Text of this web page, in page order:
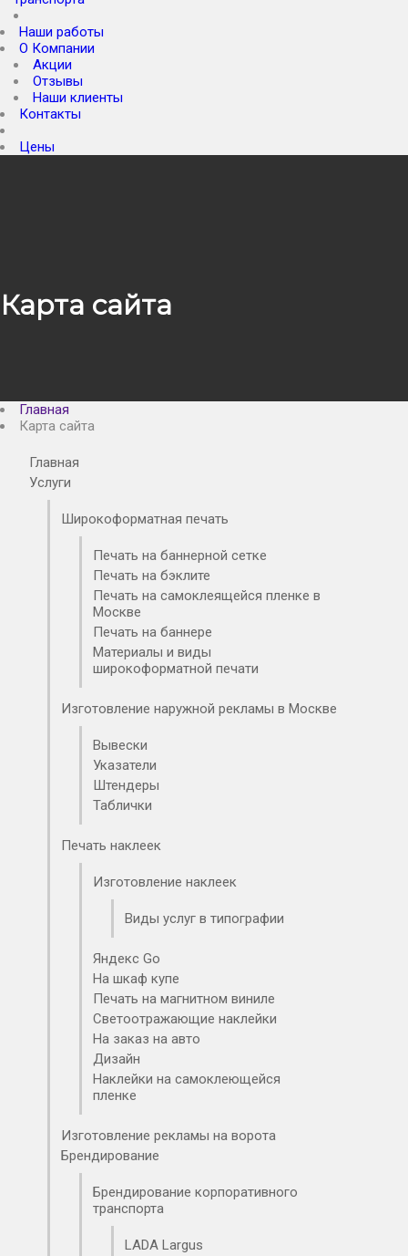
Плоттерная резка
Наши работы
О Компании
Акции
Отзывы
Наши клиенты
Контакты
Оклейка Защитными пленками
Цены
Карта сайта
Главная
Карта сайта
Главная
Услуги
Широкоформатная печать
Печать на баннерной сетке
Печать на бэклите
Печать на самоклеящейся пленке в
Москве
Печать на баннере
Материалы и виды
широкоформатной печати
Изготовление наружной рекламы в Москве
Вывески
Указатели
Штендеры
Таблички
Печать наклеек
Изготовление наклеек
Виды услуг в типографии
Яндекс Go
На шкаф купе
Печать на магнитном виниле
Светоотражающие наклейки
На заказ на авто
Дизайн
Наклейки на самоклеющейся
пленке
Изготовление рекламы на ворота
Брендирование
Брендирование корпоративного
транспорта
LADA Largus